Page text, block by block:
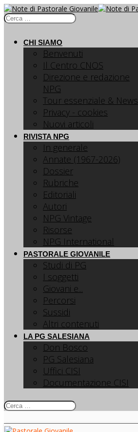
CHI SIAMO
Benvenuti
Il Centro CNOS
Direzione e redazione
NPG
Tour essenziale & News
Privacy - cookies
Nuovi articoli
RIVISTA NPG
In generale
Annate (1967-2026)
Dossier
Rubriche
Editoriali
Autori
NPG Vintage
Risorse
NPG International
PASTORALE GIOVANILE
Studi di PG
I soggetti
Giovani e...
Percorsi
Sussidi
Altri contenuti
LA PG SALESIANA
Don Bosco
PG Salesiana
Uffici CISI
Documentazione CISI